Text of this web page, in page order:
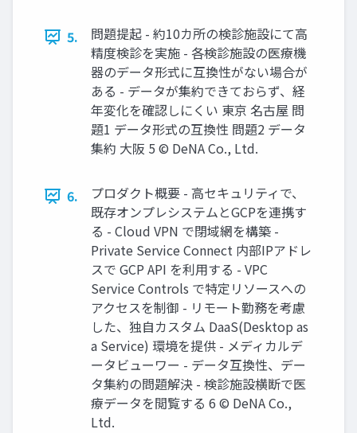
5.
問題提起 - 約10カ所の検診施設にて⾼
精度検診を実施 - 各検診施設の医療機
器のデータ形式に互換性がない場合が
ある - データが集約できておらず、経
年変化を確認しにくい 東京 名古屋 問
題1 データ形式の互換性 問題2 データ
集約 ⼤阪 5 © DeNA Co., Ltd.
6.
プロダクト概要 - ⾼セキュリティで、
既存オンプレシステムとGCPを連携す
る - Cloud VPN で閉域網を構築 -
Private Service Connect 内部IPアドレ
スで GCP API を利⽤する - VPC
Service Controls で特定リソースへの
アクセスを制御 - リモート勤務を考慮
した、独⾃カスタム DaaS(Desktop as
a Service) 環境を提供 - メディカルデ
ータビューワー - データ互換性、デー
タ集約の問題解決 - 検診施設横断で医
療データを閲覧する 6 © DeNA Co.,
Ltd.